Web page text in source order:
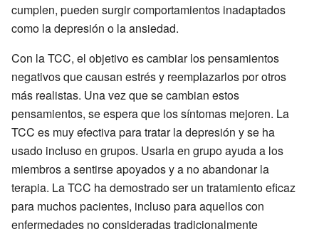
cumplen, pueden surgir comportamientos inadaptados
como la depresión o la ansiedad.
Con la TCC, el objetivo es cambiar los pensamientos
negativos que causan estrés y reemplazarlos por otros
más realistas. Una vez que se cambian estos
pensamientos, se espera que los síntomas mejoren. La
TCC es muy efectiva para tratar la depresión y se ha
usado incluso en grupos. Usarla en grupo ayuda a los
miembros a sentirse apoyados y a no abandonar la
terapia. La TCC ha demostrado ser un tratamiento eficaz
para muchos pacientes, incluso para aquellos con
enfermedades no consideradas tradicionalmente